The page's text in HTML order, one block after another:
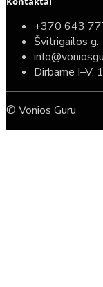
+370 643
Švitrigailos g.
Dirbame I–V,
© Vonios Guru